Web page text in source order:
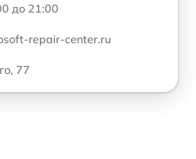
до 21:00
repair-center.ru
77